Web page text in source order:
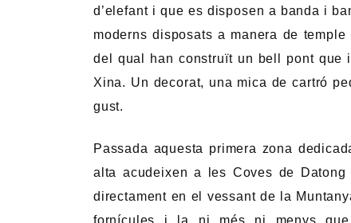
d’elefant i que es disposen a banda i
moderns disposats a manera de
del qual han construït un bell pont que
Xina. Un decorat, una mica de cartró
gust.
Passada aquesta primera zona
alta acudeixen a les Coves de
directament en el vessant de la
fornícules i la ni més ni menys que